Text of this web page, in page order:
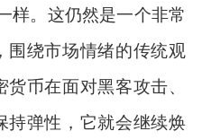
样。这仍然是一个非常
围绕市场情绪的传统观
币在面对黑客攻击、
持弹性，它就会继续焕